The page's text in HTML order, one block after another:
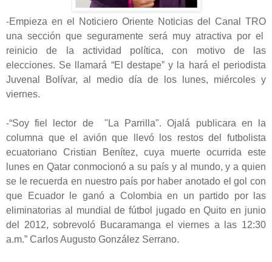
-Empieza en el Noticiero Oriente Noticias del Canal TRO
una sección que seguramente será muy atractiva por el
reinicio de la actividad política, con motivo de las
elecciones. Se llamará “El destape” y la hará el periodista
Juvenal Bolívar, al medio día de los lunes, miércoles y
viernes.
-“Soy fiel lector de "La Parrilla". Ojalá publicara en la
columna que el avión que llevó los restos del futbolista
ecuatoriano Cristian Benítez, cuya muerte ocurrida este
lunes en Qatar conmocionó a su país y al mundo, y a quien
se le recuerda en nuestro país por haber anotado el gol con
que Ecuador le ganó a Colombia en un partido por las
eliminatorias al mundial de fútbol jugado en Quito en junio
del 2012, sobrevoló Bucaramanga el viernes a las 12:30
a.m.” Carlos Augusto González Serrano.